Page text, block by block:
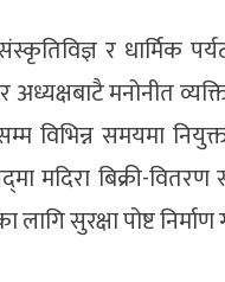
र धार्मिक
र अध्यक्षबाटै मनोनीत
विभिन्न समयमा
मदिरा बिक्री-
सुरक्षा पोष्ट